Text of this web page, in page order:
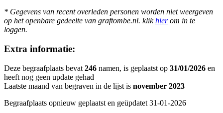
* Gegevens van recent overleden personen worden niet weergeven
op het openbare gedeelte van graftombe.nl. klikhierom in te
loggen.
Extra informatie:
Deze begraafplaats bevat 246 namen, is geplaatst op 31/01/2026 en
heeft nog geen update gehad
Laatste maand van begraven in de lijst is november 2023
Begraafplaats opnieuw geplaatst en geüpdatet 31-01-2026